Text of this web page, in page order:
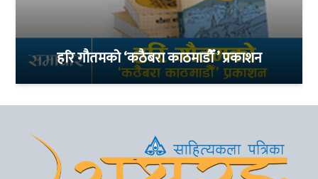
हरि गौतमको ‘कठैबरा काठमाडौँ ’ प्रकाशन